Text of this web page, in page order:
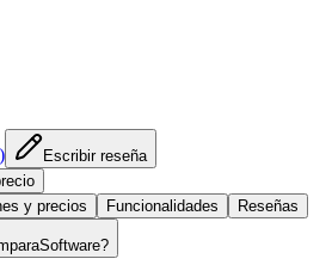
)
Escribir reseña
y precios Funcionalidades Reseñas